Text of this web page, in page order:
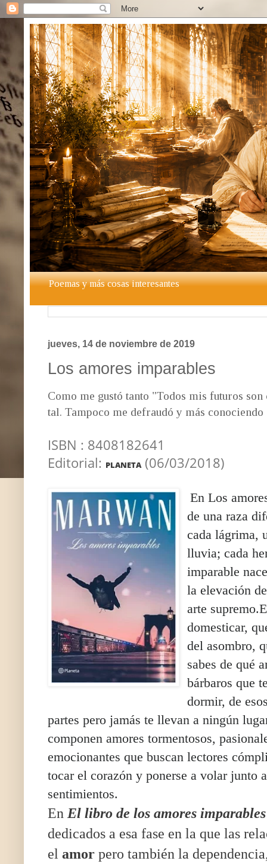
Poemas y más cosas interesantes
jueves, 14 de noviembre de 2019
Los amores imparables
Como me gustó tanto "Todos mis futuros
tal. Tampoco me defraudó y más conociendo
ISBN : 8408182641
Editorial: PLANETA(06/03/2018)
En Los
de una raza
cada lágrima,
lluvia; cada
imparable
la elevación
arte
domesticar,
del asombro,
sabes de qué
bárbaros que
dormir, de
partes pero jamás te llevan a ningún
componen amores tormentosos,
emocionantes que buscan lectores
tocar el corazón y ponerse a volar junto
sentimientos.
En El libro de los amores imparables
dedicados a esa fase en la que las
el amor pero también la